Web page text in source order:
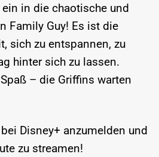
in die chaotische und
Family Guy! Es ist die
sich zu entspannen, zu
hinter sich zu lassen.
– die Griffins warten
Disney+ anzumelden und
zu streamen!